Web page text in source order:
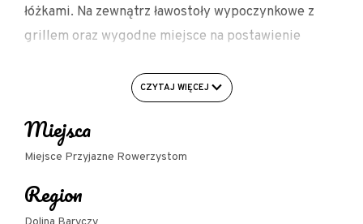
łóżkami. Na zewnątrz ławostoły wypoczynkowe z
grillem oraz wygodne miejsce na postawienie
umożliwia przygotowania całodziennych prostych
indukcyjną. Gości domków często jednak korzystają
z opcji wykupienia śniadań czy obiadów w
sąsiedniej „Hubertówce”.
Domki są położone we wsi Nowy Zamek, w
CZYTAJ WIĘCEJ
Miejsca
Miejsce Przyjazne Rowerzystom
Region